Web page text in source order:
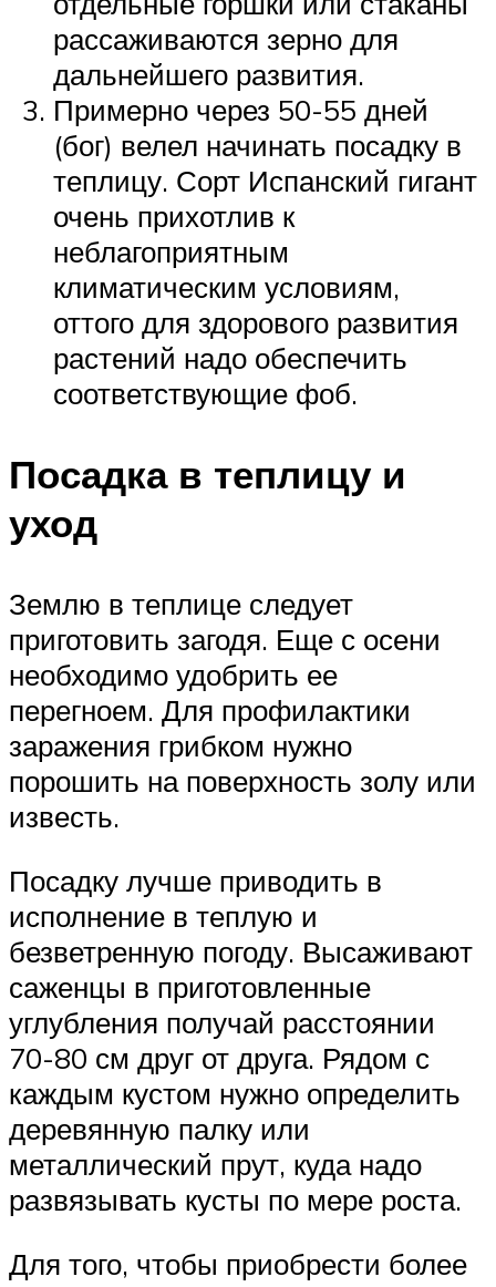
рассаживаются зерно для
дальнейшего развития.
Примерно через 50-55 дней
(бог) велел начинать посадку в
теплицу. Сорт Испанский гигант
очень прихотлив к
неблагоприятным
климатическим условиям,
оттого для здорового развития
растений надо обеспечить
соответствующие фоб.
Посадка в теплицу и
уход
Землю в теплице следует
приготовить загодя. Еще с осени
необходимо удобрить ее
перегноем. Для профилактики
заражения грибком нужно
порошить на поверхность золу или
известь.
Посадку лучше приводить в
исполнение в теплую и
безветренную погоду. Высаживают
саженцы в приготовленные
углубления получай расстоянии
70-80 см друг от друга. Рядом с
каждым кустом нужно определить
деревянную палку или
металлический прут, куда надо
развязывать кусты по мере роста.
Для того, чтобы приобрести более